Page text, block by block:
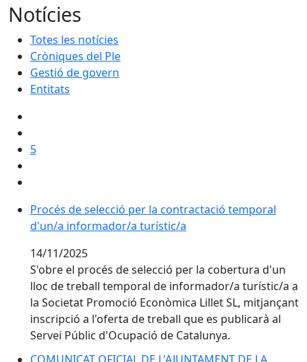
Notícies
Totes les notícies
Cròniques del Ple
Gestió de govern
Entitats
5
Procés de selecció per la contractació temporal
Procés de selecció per la contractació temporal
d'un/a informador/a turístic/a
14/11/2025
S'obre el procés de selecció per la cobertura d'un
lloc de treball temporal de informador/a turístic/a a
la Societat Promoció Econòmica Lillet SL, mitjançant
inscripció a l'oferta de treball que es publicarà al
Servei Públic d'Ocupació de Catalunya.
COMUNICAT OFICIAL DE L'AJUNTAMENT DE LA